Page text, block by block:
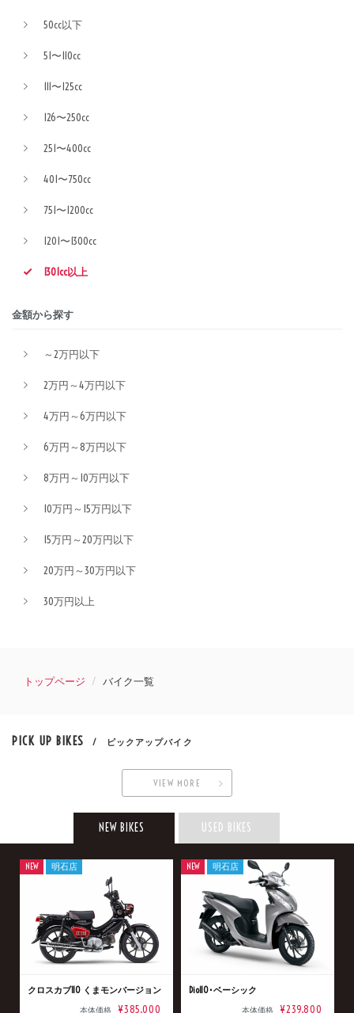
50cc以下
51〜110cc
111〜125cc
126〜250cc
251〜400cc
401〜750cc
751〜1200cc
1201〜1300cc
1301cc以上
金額から探す
～2万円以下
2万円～4万円以下
4万円～6万円以下
6万円～8万円以下
8万円～10万円以下
10万円～15万円以下
15万円～20万円以下
20万円～30万円以下
30万円以上
トップページ バイク一覧
PICK UP BIKES / ピックアップバイク
VIEW MORE
NEW BIKES USED BIKES
クロスカブ110 くまモンバージョン
本体価格 ¥385,000
NEW 明石店
Dio110･ベーシック
本体価格 ¥239,800
NEW 明石店